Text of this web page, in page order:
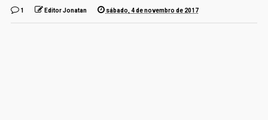
1 Editor Jonatan sábado, 4 de novembro de 2017